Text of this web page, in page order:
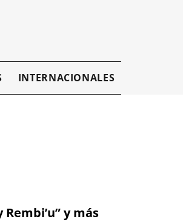
INTERNACIONALES
y más